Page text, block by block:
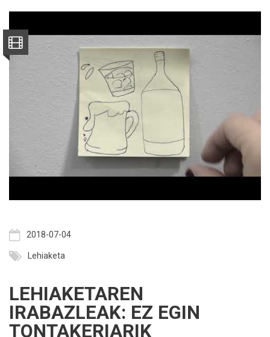
2018-07-04
Lehiaketa
LEHIAKETAREN
IRABAZLEAK: EZ EGIN
TONTAKERIARIK